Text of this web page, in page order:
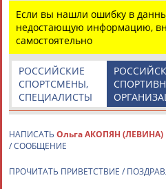
Если вы нашли ошибку в
недостающую информацию,
самостоятельно
РОССИЙСКИЕ
СПОРТСМЕНЫ,
СПЕЦИАЛИСТЫ
НАПИСАТЬ Ольга АКОПЯН (ЛЕВИНА)
/ СООБЩЕНИЕ
ПРОЧИТАТЬ ПРИВЕТСТВИЕ /